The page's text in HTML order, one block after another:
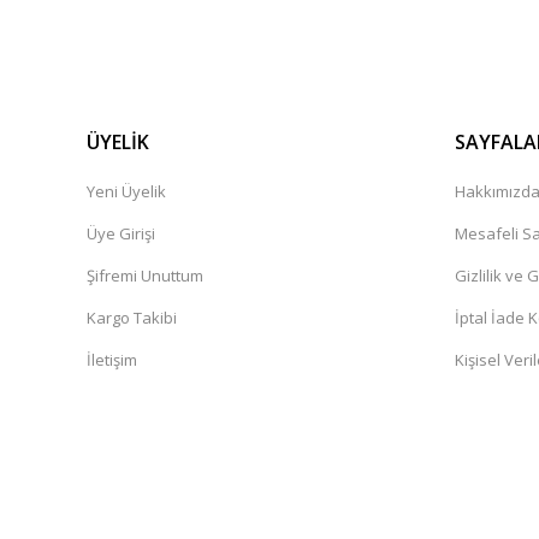
ÜYELİK
Yeni Üyelik
Üye Girişi
Şifremi Unuttum
Kargo Takibi
İletişim
Hakkımızda
Mesafeli
Gizlilik ve
İptal İade
Kişisel